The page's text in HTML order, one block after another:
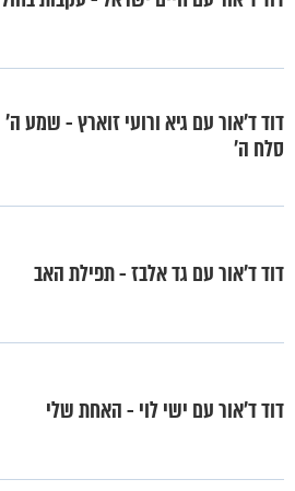
דוד ד'אור עם גיא ורועי זוארץ - שמע ה'
סלח ה'
דוד ד'אור עם גד אלבז - תפילת האב
דוד ד'אור עם ישי לוי - האחת שלי